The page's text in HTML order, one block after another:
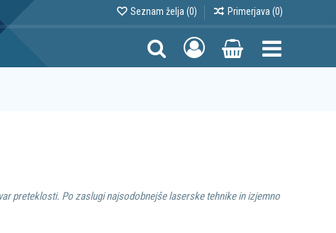
Seznam želja (0) Primerjava (0)
preteklosti. Po zaslugi najsodobnejše laserske tehnike in izjemno